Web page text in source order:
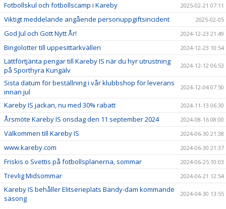
Fotbollskul och fotbollscamp i Kareby 2025-02-21 07:11
Viktigt meddelande angående personuppgiftsincident 2025-02-05
God Jul och Gott Nytt År! 2024-12-23 21:49
Bingolotter till uppesittarkvällen 2024-12-23 10:54
Lättförtjänta pengar till Kareby IS när du hyr utrustning
på Sporthyra Kungälv
2024-12-12 06:53
Sista datum för beställning i vår klubbshop för leverans
innan jul
2024-12-04 07:50
Kareby IS jackan, nu med 30% rabatt 2024-11-13 06:30
Årsmöte Kareby IS onsdag den 11 september 2024 2024-08-16 08:00
Välkommen till Kareby IS 2024-06-30 21:38
www.kareby.com 2024-06-30 21:37
Friskis o Svettis på fotbollsplanerna, sommar 2024-06-25 10:03
Trevlig Midsommar 2024-06-21 12:54
Kareby IS behåller Elitserieplats Bandy-dam kommande
säsong
2024-04-30 13:55